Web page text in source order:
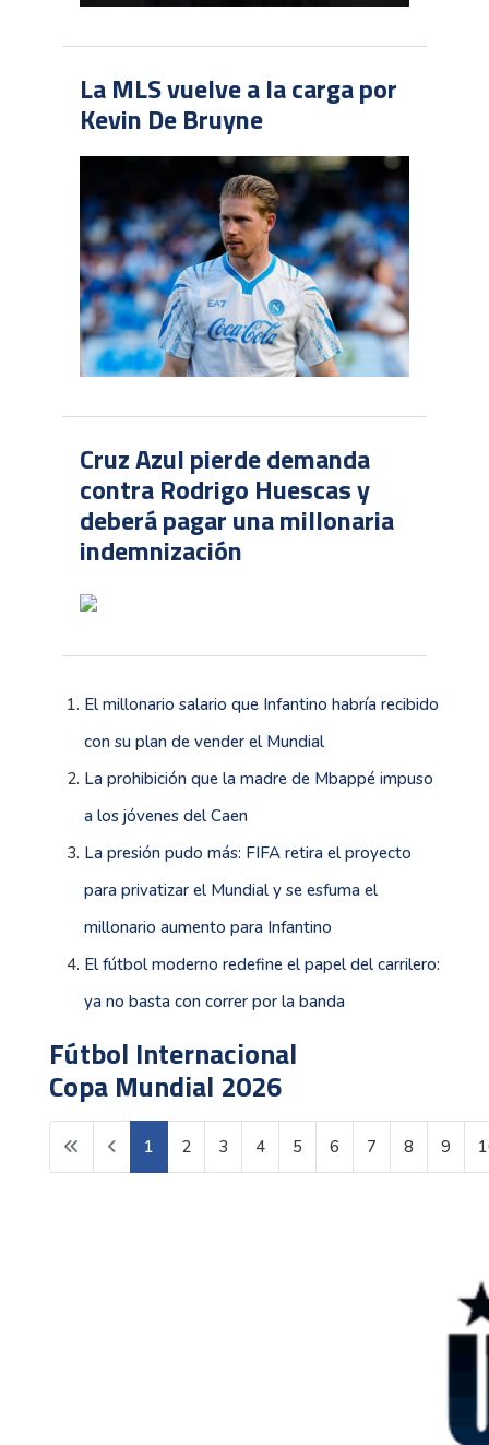
La MLS vuelve a la carga por
Kevin De Bruyne
Cruz Azul pierde demanda
contra Rodrigo Huescas y
deberá pagar una millonaria
indemnización
El millonario salario que Infantino habría recibido
con su plan de vender el Mundial
La prohibición que la madre de Mbappé impuso
a los jóvenes del Caen
La presión pudo más: FIFA retira el proyecto
para privatizar el Mundial y se esfuma el
millonario aumento para Infantino
El fútbol moderno redefine el papel del carrilero:
ya no basta con correr por la banda
Fútbol Internacional
Copa Mundial 2026
Página 1 de 138
1 2 3 4 5 6 7 8 9